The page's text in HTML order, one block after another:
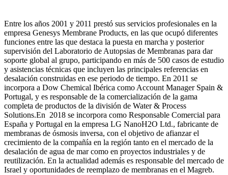
Entre los años 2001 y 2011 prestó sus servicios profesionales en la
empresa Genesys Membrane Products, en las que ocupó diferentes
funciones entre las que destaca la puesta en marcha y posterior
supervisión del Laboratorio de Autopsias de Membranas para dar
soporte global al grupo, participando en más de 500 casos de estudio
y asistencias técnicas que incluyen las principales referencias en
desalación construidas en ese periodo de tiempo. En 2011 se
incorpora a Dow Chemical Ibérica como Account Manager Spain &
Portugal, y es responsable de la comercialización de la gama
completa de productos de la división de Water & Process
Solutions.En 2018 se incorpora como Responsable Comercial para
España y Portugal en la empresa LG NanoH2O Ltd., fabricante de
membranas de ósmosis inversa, con el objetivo de afianzar el
crecimiento de la compañía en la región tanto en el mercado de la
desalación de agua de mar como en proyectos industriales y de
reutilización. En la actualidad además es responsable del mercado de
Israel y oportunidades de reemplazo de membranas en el Magreb.